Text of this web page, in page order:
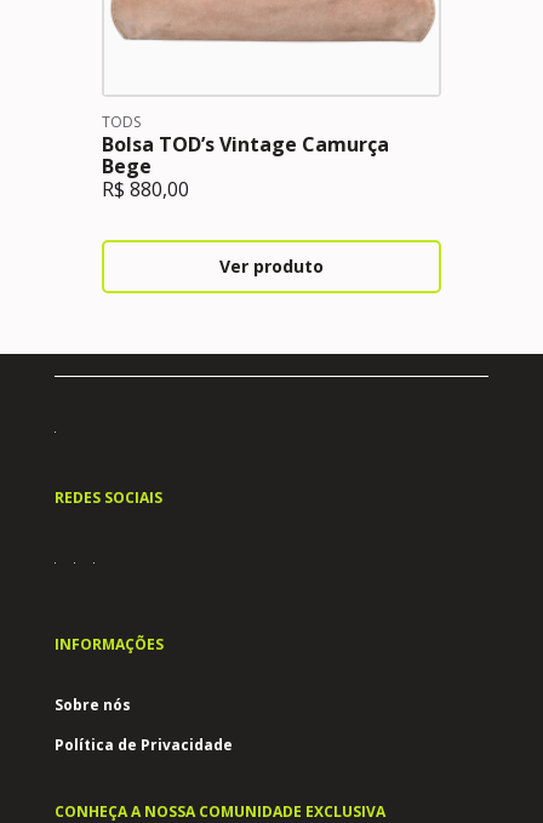
TODS
Bolsa TOD’s Vintage Camurça
Bege
R$ 880,00
Ver produto
REDES SOCIAIS
INFORMAÇÕES
Sobre nós
Política de Privacidade
CONHEÇA A NOSSA COMUNIDADE EXCLUSIVA